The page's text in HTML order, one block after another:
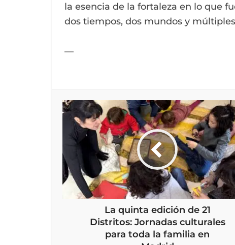
la esencia de la fortaleza en lo que
dos tiempos, dos mundos y
—
La quinta edición de 21
Distritos: Jornadas culturales
para toda la familia en